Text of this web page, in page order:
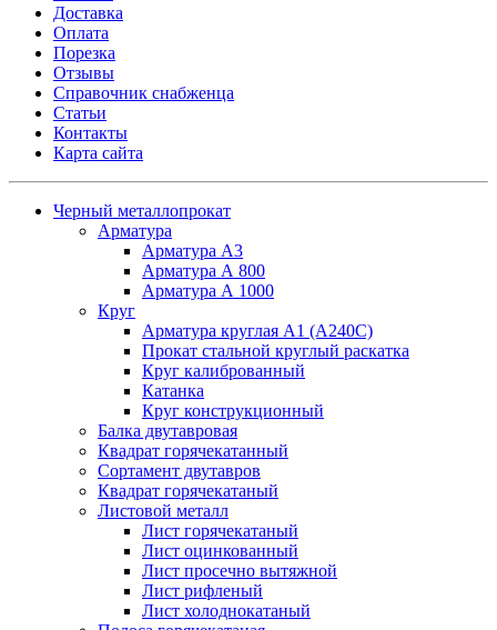
Доставка
Оплата
Порезка
Отзывы
Справочник снабженца
Статьи
Контакты
Карта сайта
Черный металлопрокат
Арматура
Арматура А3
Арматура А 800
Арматура А 1000
Круг
Арматура круглая А1 (А240C)
Прокат стальной круглый раскатка
Круг калиброванный
Катанка
Круг конструкционный
Балка двутавровая
Квадрат горячекатанный
Сортамент двутавров
Квадрат горячекатаный
Листовой металл
Лист горячекатаный
Лист оцинкованный
Лист просечно вытяжной
Лист рифленый
Лист холоднокатаный